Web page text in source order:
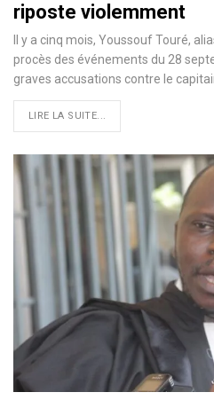
riposte violemment
Il y a cinq mois, Youssouf Touré,
procès des événements du 28
graves accusations contre le
LIRE LA SUITE...